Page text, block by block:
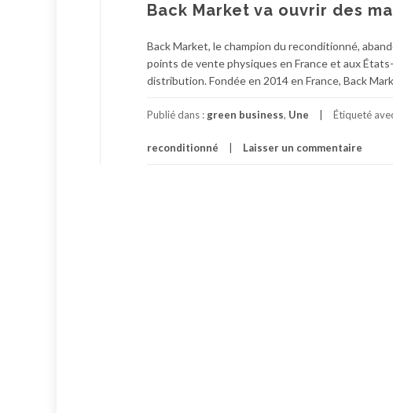
Back Market va ouvrir des
Back Market, le champion du reconditionné,
points de vente physiques en France et aux
distribution. Fondée en 2014 en France, Back
Publié dans : green business, Une Étiqueté
reconditionné Laisser un commentaire